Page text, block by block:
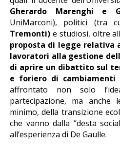
Gherardo Marenghi e
UniMarconi), politici (tra
Tremonti) e studiosi, oltre
proposta di legge relativa
lavoratori alla gestione
di aprire un dibattito sul
e foriero di cambiamenti
affrontato non solo
partecipazione, ma anche
minimo, della transizione
che vanno dalla “desta
all’esperienza di De Gaulle.